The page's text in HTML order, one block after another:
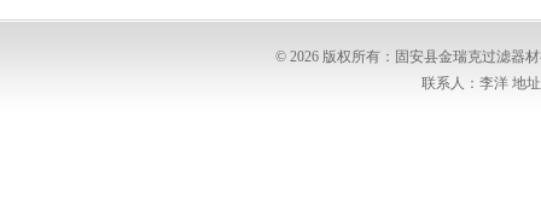
© 2026 版权所有：固安县金瑞克过滤器
联系人：李洋 地